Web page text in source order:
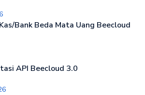
Bank Beda Mata Uang Beecloud
API Beecloud 3.0